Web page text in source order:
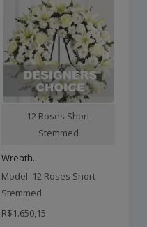
12 Roses Short
Stemmed
Wreath..
Model: 12 Roses Short
Stemmed
R$1.650,15